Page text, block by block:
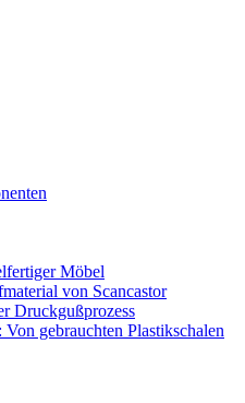
Möbel
von Scancastor
Druckgußprozess
gebrauchten Plastikschalen